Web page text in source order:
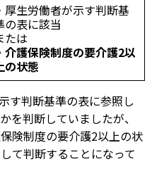
厚生労働者が示す判断基
の表に該当
たは
介護保険制度の要介護2以
の状態
す判断基準の表に参照し
を判断していましたが、
険制度の要介護2以上の状
て判断することになって